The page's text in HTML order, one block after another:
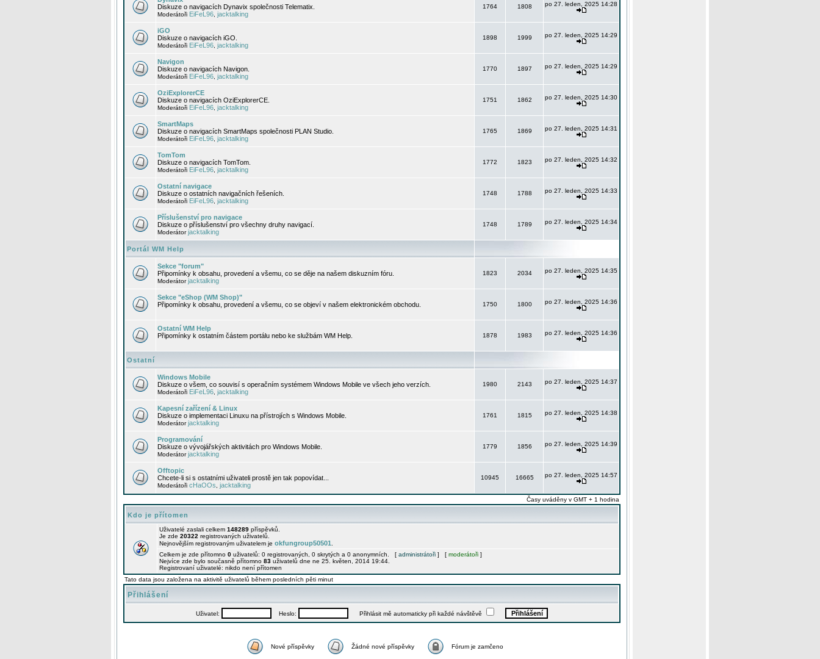
Diskuze o navigacích Dynavix společnosti Telematix.
Moderátoři EiFeL96 jacktalking
1764 1808 po 27. leden, 2025 14:28
iGO
Diskuze o navigacích iGO.
Moderátoři EiFeL96 jacktalking
1898 1999 po 27. leden, 2025 14:29
Navigon
Diskuze o navigacích Navigon.
Moderátoři EiFeL96 jacktalking
1770 1897 po 27. leden, 2025 14:29
OziExplorerCE
Diskuze o navigacích OziExplorerCE.
Moderátoři EiFeL96 jacktalking
1751 1862 po 27. leden, 2025 14:30
SmartMaps
Diskuze o navigacích SmartMaps společnosti PLAN Studio.
Moderátoři EiFeL96 jacktalking
1765 1869 po 27. leden, 2025 14:31
TomTom
Diskuze o navigacích TomTom.
Moderátoři EiFeL96 jacktalking
1772 1823 po 27. leden, 2025 14:32
Ostatní navigace
Diskuze o ostatních navigačních řešeních.
Moderátoři EiFeL96 jacktalking
1748 1788 po 27. leden, 2025 14:33
Příslušenství pro navigace
Diskuze o příslušenství pro všechny druhy navigací.
Moderátorjacktalking
1748 1789 po 27. leden, 2025 14:34
Portál WM Help
Sekce "forum"
Připomínky k obsahu, provedení a všemu, co se děje na našem diskuzním fóru.
Moderátorjacktalking
1823 2034 po 27. leden, 2025 14:35
Sekce "eShop (WM Shop)"
Připomínky k obsahu, provedení a všemu, co se objeví v našem elektronickém obchodu.
1750 1800 po 27. leden, 2025 14:36
Ostatní WM Help
Připomínky k ostatním částem portálu nebo ke službám WM Help.
1878 1983 po 27. leden, 2025 14:36
Ostatní
Windows Mobile
Diskuze o všem, co souvisí s operačním systémem Windows Mobile ve všech jeho verzích.
Moderátoři EiFeL96 jacktalking
1980 2143 po 27. leden, 2025 14:37
Kapesní zařízení & Linux
Diskuze o implementaci Linuxu na přístrojích s Windows Mobile.
Moderátorjacktalking
1761 1815 po 27. leden, 2025 14:38
Programování
Diskuze o vývojářských aktivitách pro Windows Mobile.
Moderátorjacktalking
1779 1856 po 27. leden, 2025 14:39
Offtopic
Chcete-li si s ostatními uživateli prostě jen tak popovídat...
Moderátoři cHaOOs jacktalking
10945 16665 po 27. leden, 2025 14:57
Časy uváděny v GMT + 1 hodina
Kdo je přítomen
Uživatelé zaslali celkem 148289 příspěvků.
Je zde 20322 registrovaných uživatelů.
Nejnovějším registrovaným uživatelem je okfungroup50501
Celkem je zde přítomno 0 uživatelů: 0 registrovaných, 0 skrytých a 0 anonymních. [ administrátoři ] [ moderátoři ]
Nejvíce zde bylo současně přítomno 83 uživatelů dne ne 25. květen, 2014 19:44.
Registrovaní uživatelé: nikdo není přítomen
Tato data jsou založena na aktivitě uživatelů během posledních pěti minut
Přihlášení
Uživatel: Heslo: Přihlásit mě automaticky při každé návštěvě
Nové příspěvky Žádné nové příspěvky Fórum je zamčeno